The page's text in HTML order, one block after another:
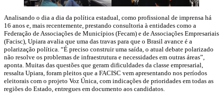
Analisando o dia a dia da política estadual, como profissional de imprensa há
16 anos e, mais recentemente, prestando consultoria à entidades como a
Federação de Associações de Municípios (Fecam) e de Associações Empresariais
(Facisc), Upiara avalia que uma das travas para que o Brasil avance é a
polarização política. “É preciso construir uma saída, o atual debate polarizado
não resolve os problemas de infraestrutura e necessidades em outras áreas”,
aponta. Muitas das questões que geram dificuldades da classe empresarial,
ressalta Upiara, foram pleitos que a FACISC vem apresentando nos períodos
eleitorais com o projeto Voz Única, com indicações de prioridades em todas as
regiões do Estado, entregues em documento aos candidatos.